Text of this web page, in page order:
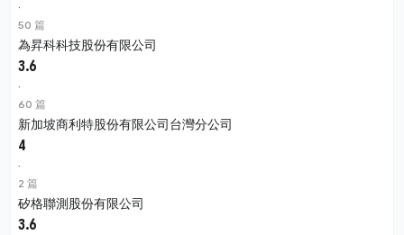
·
50 篇
為昇科科技股份有限公司
3.6
·
60 篇
新加坡商利特股份有限公司台灣分公司
4
·
2 篇
矽格聯測股份有限公司
3.6